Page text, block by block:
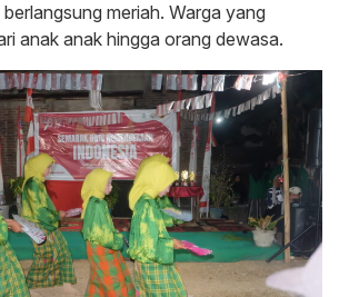
meriah. Warga yang
anak anak hingga orang dewasa.